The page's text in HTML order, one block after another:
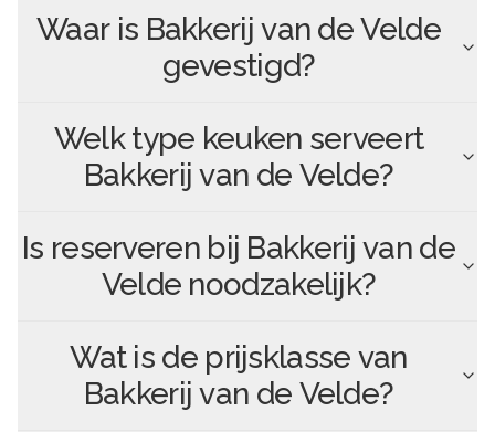
Waar is Bakkerij van de Velde
gevestigd?
Welk type keuken serveert
Bakkerij van de Velde?
Is reserveren bij Bakkerij van de
Velde noodzakelijk?
Wat is de prijsklasse van
Bakkerij van de Velde?